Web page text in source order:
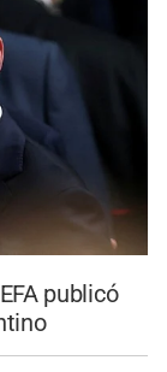
publicó